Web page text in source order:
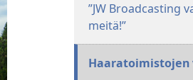
”JW Broadcasting
meitä!”
Haaratoimistojen